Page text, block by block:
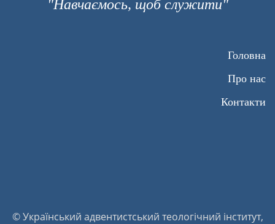
"Навчаємось, щоб служити"
Головна
Про нас
Контакти
© Український адвентистський теологічний інститут,